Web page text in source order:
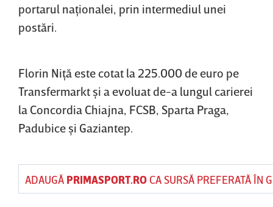
portarul naţionalei, prin intermediul unei
postări.
Florin Niţă este cotat la 225.000 de euro pe
Transfermarkt şi a evoluat de-a lungul carierei
la Concordia Chiajna, FCSB, Sparta Praga,
Padubice şi Gaziantep.
ADAUGĂ PRIMASPORT.ROCA SURSĂ PREFERATĂ ÎN